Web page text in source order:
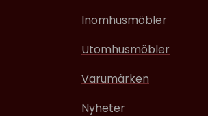
Inomhusmöbler
Utomhusmöbler
Varumärken
Nyheter